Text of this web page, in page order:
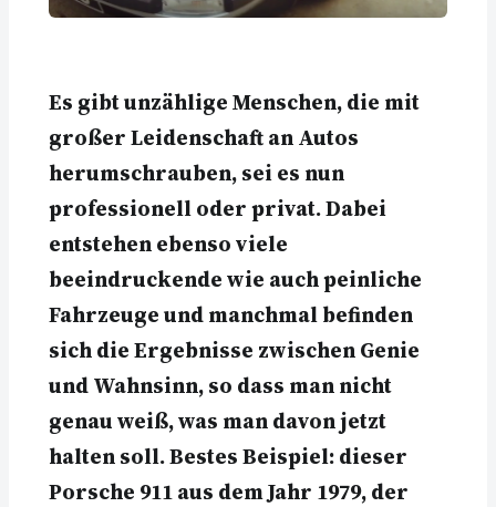
Es gibt unzählige Menschen, die mit
großer Leidenschaft an Autos
herumschrauben, sei es nun
professionell oder privat. Dabei
entstehen ebenso viele
beeindruckende wie auch peinliche
Fahrzeuge und manchmal befinden
sich die Ergebnisse zwischen Genie
und Wahnsinn, so dass man nicht
genau weiß, was man davon jetzt
halten soll. Bestes Beispiel: dieser
Porsche 911 aus dem Jahr 1979, der